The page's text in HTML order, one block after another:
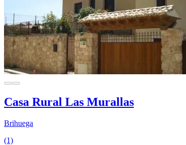
Casa Rural Las Murallas
Brihuega
(1)